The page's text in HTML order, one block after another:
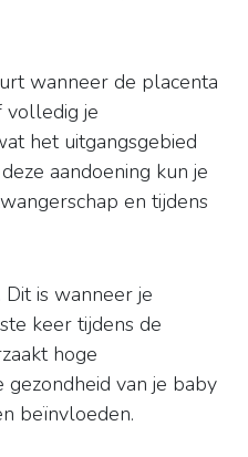
wanneer de placenta
volledig je
het uitgangsgebied
aandoening kun je
en tijdens
. Dit is wanneer je
keer tijdens de
hoge
van je baby
beïnvloeden.